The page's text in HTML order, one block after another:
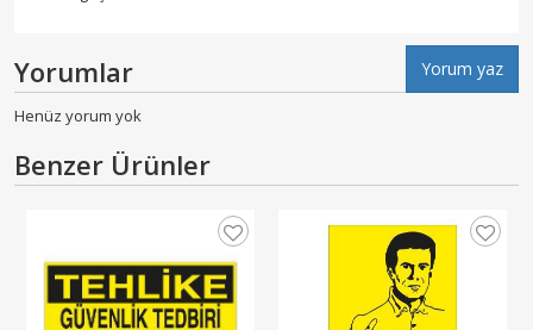
Yorumlar Yorum yaz
Henüz yorum yok
Benzer Ürünler